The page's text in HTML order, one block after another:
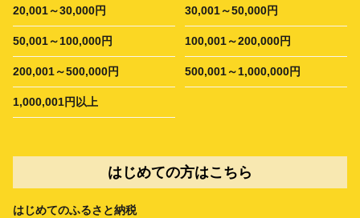
20,001～30,000円 30,001～50,000円
50,001～100,000円 100,001～200,000円
200,001～500,000円 500,001～1,000,000円
1,000,001円以上
はじめての方はこちら
はじめてのふるさと納税